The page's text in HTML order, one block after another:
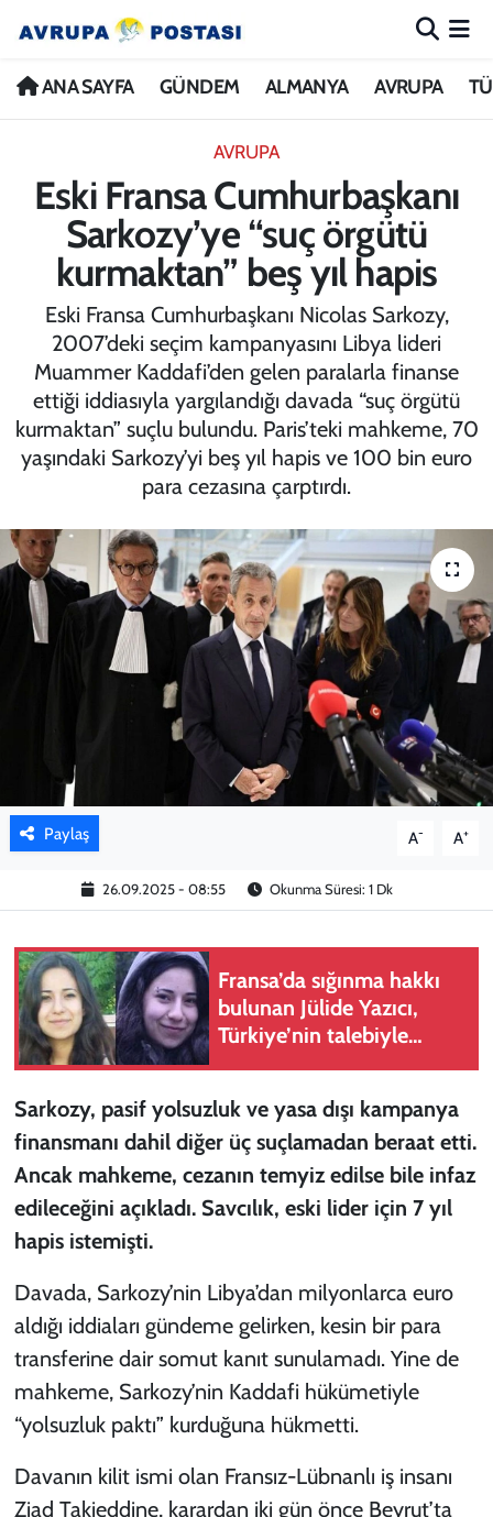
ANA SAYFA GÜNDEM ALMANYA AVRUPA
AVRUPA
Eski Fransa Cumhurbaşkanı
Sarkozy’ye “suç örgütü
kurmaktan” beş yıl hapis
Eski Fransa Cumhurbaşkanı Nicolas Sarkozy,
2007’deki seçim kampanyasını Libya lideri
Muammer Kaddafi’den gelen paralarla finanse
ettiği iddiasıyla yargılandığı davada “suç örgütü
kurmaktan” suçlu bulundu. Paris’teki mahkeme, 70
yaşındaki Sarkozy’yi beş yıl hapis ve 100 bin euro
para cezasına çarptırdı.
Paylaş A- A+
26.09.2025 - 08:55 Okunma Süresi: 1 Dk
Fransa’da sığınma hakkı
bulunan Jülide Yazıcı,
Türkiye’nin talebiyle
Sarkozy, pasif yolsuzluk ve yasa dışı kampanya
finansmanı dahil diğer üç suçlamadan beraat etti.
Ancak mahkeme, cezanın temyiz edilse bile infaz
edileceğini açıkladı. Savcılık, eski lider için 7 yıl
hapis istemişti.
Davada, Sarkozy’nin Libya’dan milyonlarca euro
aldığı iddiaları gündeme gelirken, kesin bir para
transferine dair somut kanıt sunulamadı. Yine de
mahkeme, Sarkozy’nin Kaddafi hükümetiyle
“yolsuzluk paktı” kurduğuna hükmetti.
Davanın kilit ismi olan Fransız-Lübnanlı iş insanı
Ziad Takieddine, karardan iki gün önce Beyrut’ta
ANA SAYFA
ALMANYA
AVRUPA
TÜRKİYE
DÜNYA
KÜLTÜR
KADIN
YAZARLAR
Nöbetçi Eczaneler
İstanbul Namaz Vakitleri
Trafik Durumu
Avrupa Ligi Puan Durumu ve Fikstür
Tüm Manşetler
Son Dakika Haberleri